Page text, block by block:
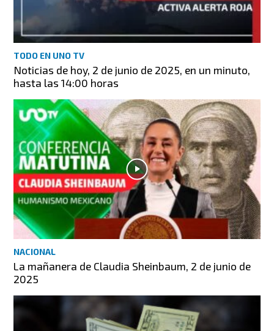
TODO EN UNO TV
Noticias de hoy, 2 de junio de 2025, en un minuto,
hasta las 14:00 horas
NACIONAL
La mañanera de Claudia Sheinbaum, 2 de junio de
2025